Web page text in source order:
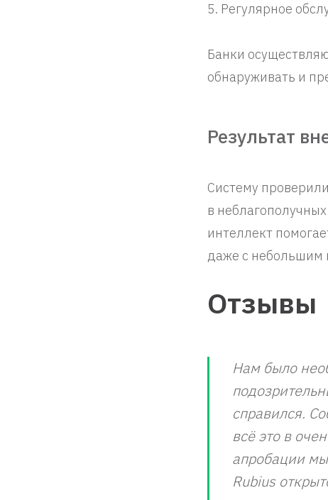
5. Регулярное
Банки
обнаруживать и
Результат
Систему
в
интеллект
даже с небольшим
Отзывы
Нам было
справился.
всё это в
апробации
Rubius